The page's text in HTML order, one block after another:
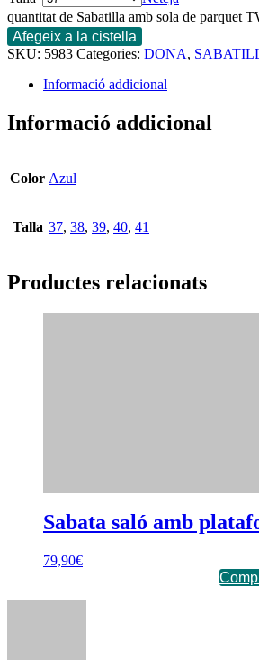
quantitat de Sabatilla amb sola de parquet
Afegeix a la cistella
SKU: 5983 Categories: DONA,
Informació addicional
Informació addicional
Color Azul
Talla 37, 38, 39, 40, 41
Productes relacionats
Sabata saló amb
79,90€